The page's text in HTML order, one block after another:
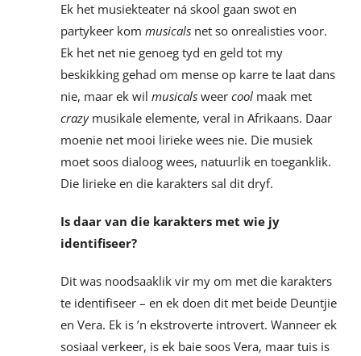
Ek het musiekteater ná skool gaan swot en
partykeer kom musicals net so onrealisties voor.
Ek het net nie genoeg tyd en geld tot my
beskikking gehad om mense op karre te laat dans
nie, maar ek wil musicalsweer coolmaak met
crazymusikale elemente, veral in Afrikaans. Daar
moenie net mooi lirieke wees nie. Die musiek
moet soos dialoog wees, natuurlik en toeganklik.
Die lirieke en die karakters sal dit dryf.
Is daar van die karakters met wie jy
identifiseer?
Dit was noodsaaklik vir my om met die karakters
te identifiseer – en ek doen dit met beide Deuntjie
en Vera. Ek is ’n ekstroverte introvert. Wanneer ek
sosiaal verkeer, is ek baie soos Vera, maar tuis is